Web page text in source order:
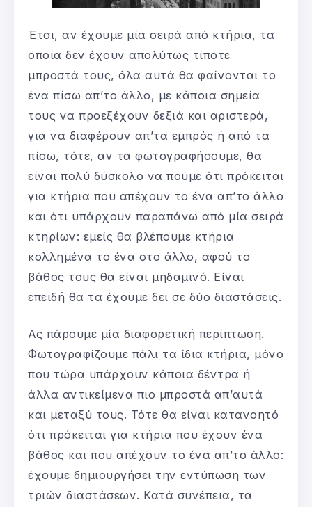
Έτσι, αν έχουμε μία σειρά από κτήρια, τα
οποία δεν έχουν απολύτως τίποτε
μπροστά τους, όλα αυτά θα φαίνονται το
ένα πίσω απ’το άλλο, με κάποια σημεία
τους να προεξέχουν δεξιά και αριστερά,
για να διαφέρουν απ’τα εμπρός ή από τα
πίσω, τότε, αν τα φωτογραφήσουμε, θα
είναι πολύ δύσκολο να πούμε ότι πρόκειται
για κτήρια που απέχουν το ένα απ’το άλλο
και ότι υπάρχουν παραπάνω από μία σειρά
κτηρίων: εμείς θα βλέπουμε κτήρια
κολλημένα το ένα στο άλλο, αφού το
βάθος τους θα είναι μηδαμινό. Είναι
επειδή θα τα έχουμε δει σε δύο διαστάσεις.
Ας πάρουμε μία διαφορετική περίπτωση.
Φωτογραφίζουμε πάλι τα ίδια κτήρια, μόνο
που τώρα υπάρχουν κάποια δέντρα ή
άλλα αντικείμενα πιο μπροστά απ’αυτά
και μεταξύ τους. Τότε θα είναι κατανοητό
ότι πρόκειται για κτήρια που έχουν ένα
βάθος και που απέχουν το ένα απ’το άλλο:
έχουμε δημιουργήσει την εντύπωση των
τριών διαστάσεων. Κατά συνέπεια, τα